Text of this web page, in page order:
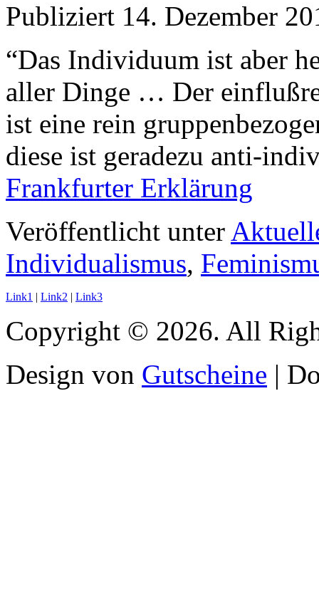
Publiziert 14. Dezember
“Das Individuum ist aber
aller Dinge … Der
ist eine rein
diese ist geradezu anti-
Frankfurter Erklärung
Veröffentlicht unter
Individualismus,
Link1 | Link2 | Link3
Copyright © 2026. All
Design von Gutscheine |